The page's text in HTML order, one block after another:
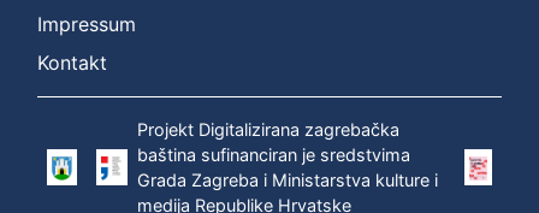
Impressum
Kontakt
Projekt Digitalizirana zagrebačka
baština sufinanciran je sredstvima
Grada Zagreba i Ministarstva kulture i
medija Republike Hrvatske